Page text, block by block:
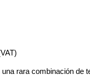
rara combinación de